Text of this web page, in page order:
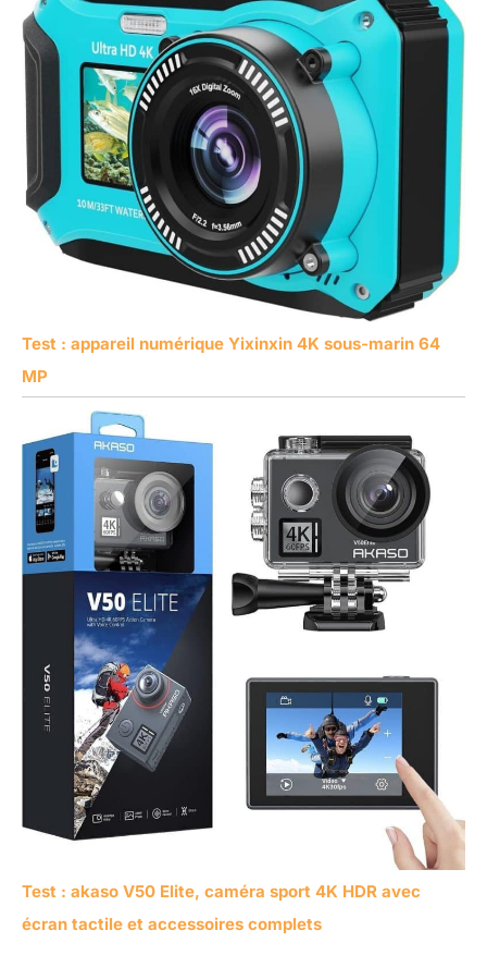
Test : appareil numérique Yixinxin 4K sous-marin 64
MP
Test : akaso V50 Elite, caméra sport 4K HDR avec
écran tactile et accessoires complets